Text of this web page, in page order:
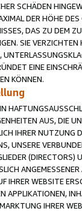
SCHÄDEN
DER HÖHE
DAS ZU DEM
SIE
EINE
KÖNNEN.
AUS, DIE
IHRER NUTZUNG
UNSERE
IHRER WEBSITE
APPLIKATIONEN,
IHRER